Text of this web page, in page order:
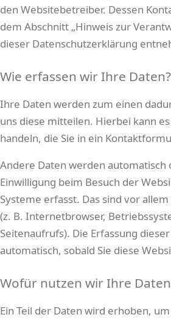
den Websitebetreiber. Dessen
dem Abschnitt „Hinweis zur
dieser Datenschutzerklärung
Wie erfassen wir Ihre Daten?
Ihre Daten werden zum einen
uns diese mitteilen. Hierbei kann
handeln, die Sie in ein
Andere Daten werden automatisch
Einwilligung beim Besuch der
Systeme erfasst. Das sind vor
(z. B. Internetbrowser,
Seitenaufrufs). Die Erfassung
automatisch, sobald Sie diese
Wofür nutzen wir Ihre
Ein Teil der Daten wird erhoben,